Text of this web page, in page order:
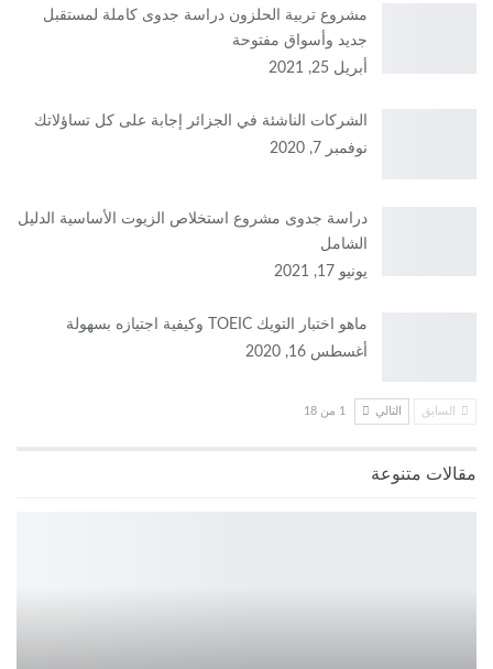
مشروع تربية الحلزون دراسة جدوى كاملة لمستقبل
جديد وأسواق مفتوحة
أبريل 25, 2021
الشركات الناشئة في الجزائر إجابة على كل تساؤلاتك
نوفمبر 7, 2020
دراسة جدوى مشروع استخلاص الزيوت الأساسية الدليل
الشامل
يونيو 17, 2021
ماهو اختبار التويك TOEIC وكيفية اجتيازه بسهولة
أغسطس 16, 2020
السابق التالي 1 من 18
مقالات متنوعة